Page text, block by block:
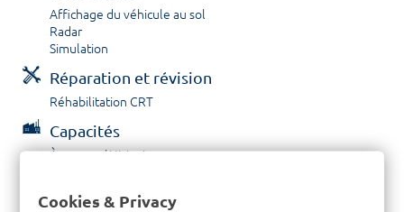
Affichage du véhicule au sol
Radar
Simulation
Réparation et révision
Réhabilitation CRT
Capacités
À propos / Historique
Cookies & Privacy